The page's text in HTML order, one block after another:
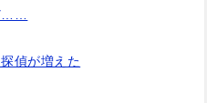
……
偵が増えた